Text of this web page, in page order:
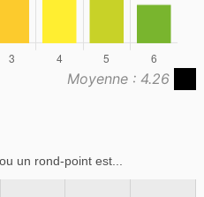
Moyenne : 4.26
un rond-point est...